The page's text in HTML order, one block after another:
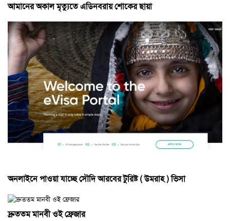
আমানের অকাল মৃত্যুতে এডিনবরায় শোকের ছায়া
অনলাইনে পাওয়া যাচ্ছে সৌদি আরবের টুরিষ্ট ( উমরাহ ) ভিসা
দ্রুততম মানবী ওই ফ্রেজার